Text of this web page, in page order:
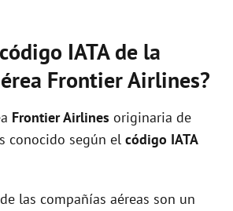
IATA de la
Frontier Airlines?
Frontier Airlines originaria de
conocido según el código IATA
las compañías aéreas son un